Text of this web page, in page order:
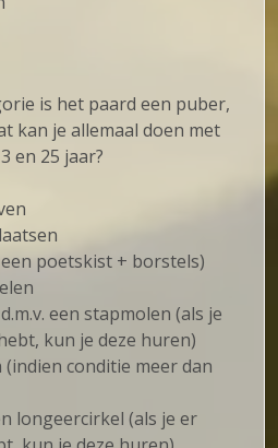
is het paard een puber,
kan je allemaal doen met
en 25 jaar?
poetskist + borstels)
een stapmolen (als je
kun je deze huren)
conditie meer dan
longeercirkel (als je er